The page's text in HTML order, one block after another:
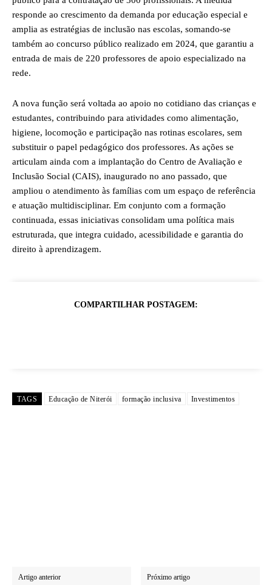
responde ao crescimento da demanda por educação especial e
amplia as estratégias de inclusão nas escolas, somando-se
também ao concurso público realizado em 2024, que garantiu a
entrada de mais de 220 professores de apoio especializado na
rede.
A nova função será voltada ao apoio no cotidiano das crianças e
estudantes, contribuindo para atividades como alimentação,
higiene, locomoção e participação nas rotinas escolares, sem
substituir o papel pedagógico dos professores. As ações se
articulam ainda com a implantação do Centro de Avaliação e
Inclusão Social (CAIS), inaugurado no ano passado, que
ampliou o atendimento às famílias com um espaço de referência
e atuação multidisciplinar. Em conjunto com a formação
continuada, essas iniciativas consolidam uma política mais
estruturada, que integra cuidado, acessibilidade e garantia do
direito à aprendizagem.
COMPARTILHAR POSTAGEM:
TAGS Educação de Niterói formação inclusiva Investimentos
Artigo anterior Próximo artigo